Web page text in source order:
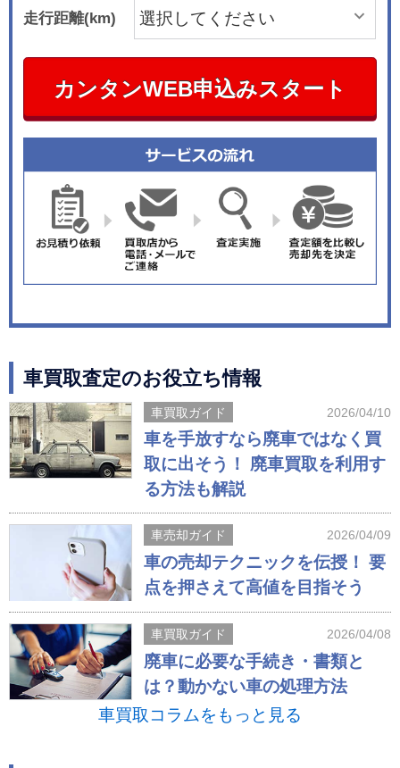
走行距離(km)
カンタンWEB申込みスタート
車買取査定のお役立ち情報
車買取ガイド 2026/04/10
車を手放すなら廃車ではなく買
取に出そう！ 廃車買取を利用す
る方法も解説
車売却ガイド 2026/04/09
車の売却テクニックを伝授！ 要
点を押さえて高値を目指そう
車買取ガイド 2026/04/08
廃車に必要な手続き・書類と
は？動かない車の処理方法
車買取コラムをもっと見る